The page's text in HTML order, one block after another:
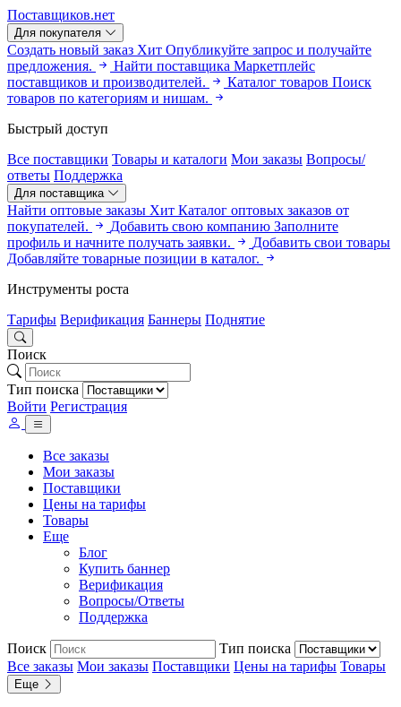
Поставщиков.нет
Для покупателя
Создать новый заказ Хит Опубликуйте запрос и получайте
предложения.
Найти поставщика Маркетплейс
поставщиков и производителей.
Каталог товаров Поиск
товаров по категориям и нишам.
Быстрый доступ
Все поставщики Товары и каталоги Мои заказы Вопросы/
ответы Поддержка
Для поставщика
Найти оптовые заказы Хит Каталог оптовых заказов от
покупателей.
Добавить свою компанию Заполните
профиль и начните получать заявки.
Добавить свои товары
Добавляйте товарные позиции в каталог.
Инструменты роста
Тарифы Верификация Баннеры Поднятие
Поиск
Тип поиска
Войти Регистрация
Все заказы
Мои заказы
Поставщики
Цены на тарифы
Товары
Еще
Блог
Купить баннер
Верификация
Вопросы/Ответы
Поддержка
Поиск
Тип поиска
Все заказы Мои заказы Поставщики Цены на тарифы Товары
Еще